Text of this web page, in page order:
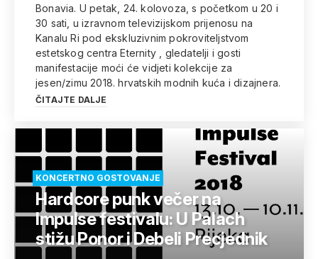
Bonavia. U petak, 24. kolovoza, s početkom u 20 i
30 sati, u izravnom televizijskom prijenosu na
Kanalu Ri pod ekskluzivnim pokroviteljstvom
estetskog centra Eternity , gledatelji i gosti
manifestacije moći će vidjeti kolekcije za
jesen/zimu 2018. hrvatskih modnih kuća i dizajnera.
ČITAJTE DALJE
KONCERTNO GOSTOVANJE
Hardcore punk večer na
Impulse festivalu: U Palach
stižu Ponor i Debeli Precjednik